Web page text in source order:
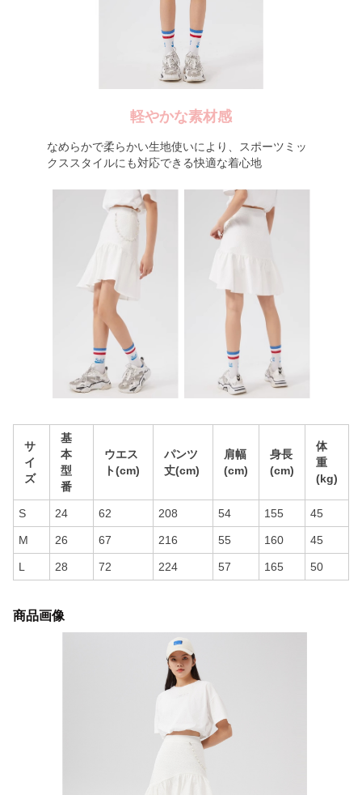
軽やかな素材感
なめらかで柔らかい生地使いにより、スポーツミッ
クススタイルにも対応できる快適な着心地
サ
イ
ズ
基
本
型
番
ウエス
ト(cm)
パンツ
丈(cm)
肩幅
(cm)
身長
(cm)
体
重
(kg)
S 24 62 208 54 155 45
M 26 67 216 55 160 45
L 28 72 224 57 165 50
商品画像